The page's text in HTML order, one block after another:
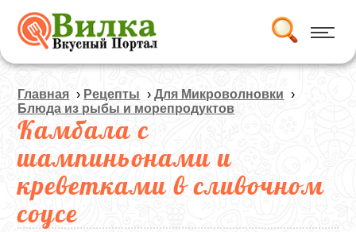
Главная › Рецепты ›Для Микроволновки ›
Блюда из рыбы и морепродуктов
Камбала с
шампиньонами и
креветками в сливочном
соусе